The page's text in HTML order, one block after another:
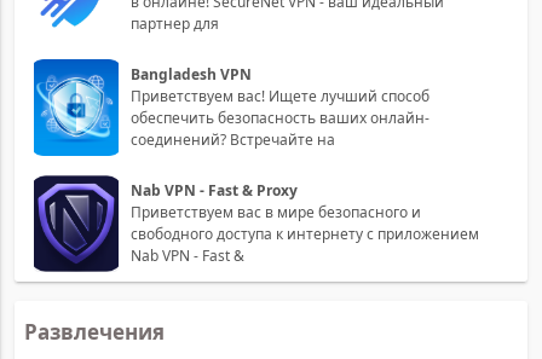
партнер для
Bangladesh VPN
Приветствуем вас! Ищете лучший способ
обеспечить безопасность ваших онлайн-
соединений? Встречайте на
Nab VPN - Fast & Proxy
Приветствуем вас в мире безопасного и
свободного доступа к интернету с приложением
Nab VPN - Fast &
Развлечения